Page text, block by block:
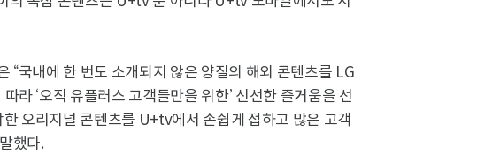
“국내에 한 번도 소개되지 않은 양질의 해외 콘텐츠를 LG
라 ‘오직 유플러스 고객들만을 위한’ 신선한 즐거움을 선
오리지널 콘텐츠를 U+tv에서 손쉽게 접하고 많은 고객
했다.